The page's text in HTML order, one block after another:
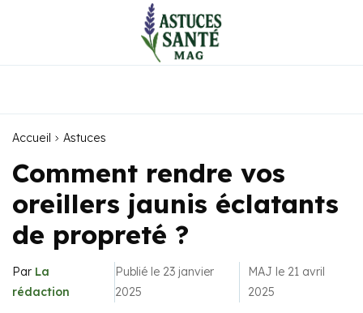
Accueil Astuces
Comment rendre vos
oreillers jaunis éclatants
de propreté ?
Par La
rédaction
Publié le 23 janvier
2025
MAJ le 21 avril
2025